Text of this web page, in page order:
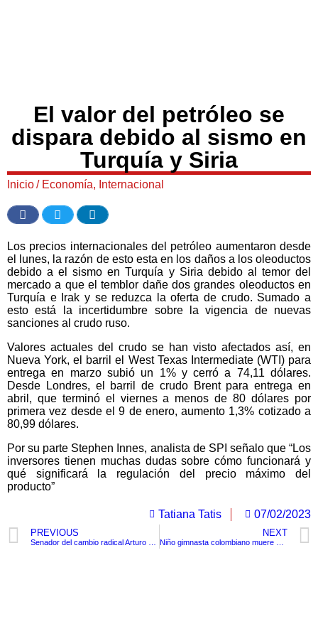
El valor del petróleo se
dispara debido al sismo en
Turquía y Siria
Inicio/ Economía, Internacional
Los precios internacionales del petróleo aumentaron desde
el lunes, la razón de esto esta en los daños a los oleoductos
debido a el sismo en Turquía y Siria debido al temor del
mercado a que el temblor dañe dos grandes oleoductos en
Turquía e Irak y se reduzca la oferta de crudo. Sumado a
esto está la incertidumbre sobre la vigencia de nuevas
sanciones al crudo ruso.
Valores actuales del crudo se han visto afectados así, en
Nueva York, el barril el West Texas Intermediate (WTI) para
entrega en marzo subió un 1% y cerró a 74,11 dólares.
Desde Londres, el barril de crudo Brent para entrega en
abril, que terminó el viernes a menos de 80 dólares por
primera vez desde el 9 de enero, aumento 1,3% cotizado a
80,99 dólares.
Por su parte Stephen Innes, analista de SPI señalo que “Los
inversores tienen muchas dudas sobre cómo funcionará y
qué significará la regulación del precio máximo del
producto”
Tatiana Tatis 07/02/2023
PREVIOUS NEXT